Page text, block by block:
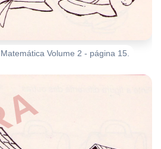
Volume 2 - página 15.